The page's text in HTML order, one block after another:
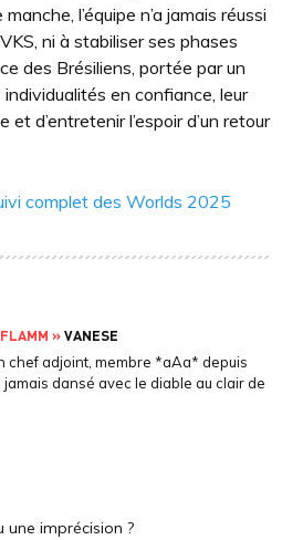
l’équipe n’a jamais réussi
ni à stabiliser ses phases
des Brésiliens, portée par un
en confiance, leur
d’entretenir l’espoir d’un retour
complet des Worlds 2025
»VANESE
chef adjoint, membre *aAa* depuis
jamais dansé avec le diable au clair de
imprécision ?